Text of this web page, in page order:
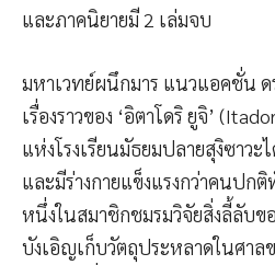
และภาคนิยายมี 2 เล่มจบ
มหาเวทย์ผนึกมาร แนวแอคชั่น
เรื่องราวของ ‘อิตาโดริ ยูจิ’
แห่งโรงเรียนมัธยมปลายสุงิซาวะ
และมีร่างกายแข็งแรงกว่าคนปก
หนึ่งในสมาชิกชมรมวิจัยสิ่งลี้ลับข
บังเอิญเก็บวัตถุประหลาดในศาล